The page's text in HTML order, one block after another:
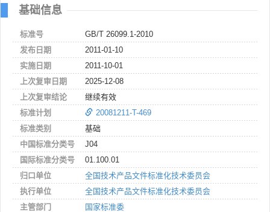
基础信息
标准号
GB/T 26099.1-2010
发布日期
2011-01-10
实施日期
2011-10-01
上次复审日期
2025-12-08
上次复审结论
继续有效
标准计划
20081211-T-469
标准类别
基础
中国标准分类号
J04
国际标准分类号
01.100.01
归口单位
全国技术产品文件标准化技术委员会
执行单位
全国技术产品文件标准化技术委员会
主管部门
国家标准委